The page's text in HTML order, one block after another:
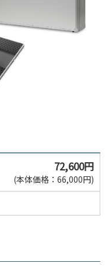
72,600円
(本体価格：66,000円)